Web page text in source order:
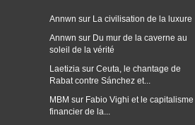
Annwn sur La civilisation de la luxure
Annwn sur Du mur de la caverne au
soleil de la vérité
Laetizia sur Ceuta, le chantage de
Rabat contre Sánchez et...
MBM sur Fabio Vighi et le capitalisme
financier de la...